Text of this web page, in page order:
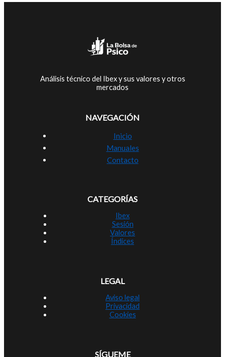
Análisis técnico del Ibex y sus valores y otros
mercados
NAVEGACIÓN
Inicio
Manuales
Contacto
CATEGORÍAS
Ibex
Sesión
Valores
Índices
LEGAL
Aviso legal
Privacidad
Cookies
SÍGUEME